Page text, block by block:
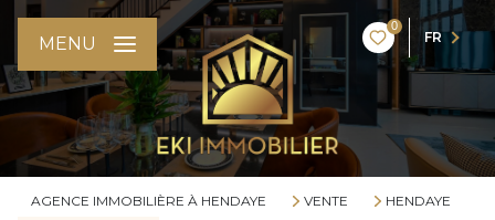
0
FR
MENU
AGENCE IMMOBILIÈRE À HENDAYE VENTE
HENDAYE